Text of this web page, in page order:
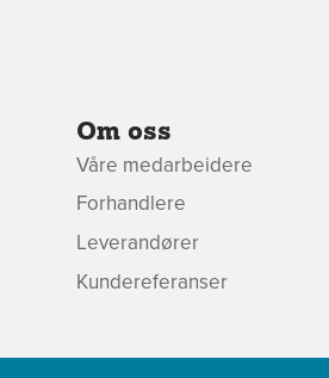
Om oss
Våre medarbeidere
Forhandlere
Leverandører
Kundereferanser